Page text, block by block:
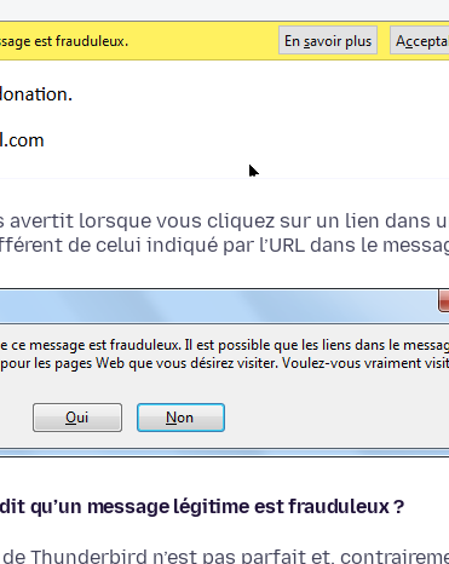
avertit lorsque vous cliquez sur un lien dans
de celui indiqué par l’URL dans le
qu’un message légitime est frauduleux ?
Thunderbird n’est pas parfait et,